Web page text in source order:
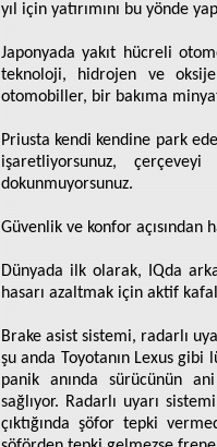
yıl için yatırımını bu yönde
Japonyada yakıt hücreli
teknoloji, hidrojen ve
otomobiller, bir bakıma
Priusta kendi kendine park
işaretliyorsunuz,
dokunmuyorsunuz.
Güvenlik ve konfor
Dünyada ilk olarak, IQda
hasarı azaltmak için aktif
Brake asist sistemi, radarlı
şu anda Toyotanın Lexus
panik anında sürücünün
sağlıyor. Radarlı uyarı
çıktığında şöfor tepki